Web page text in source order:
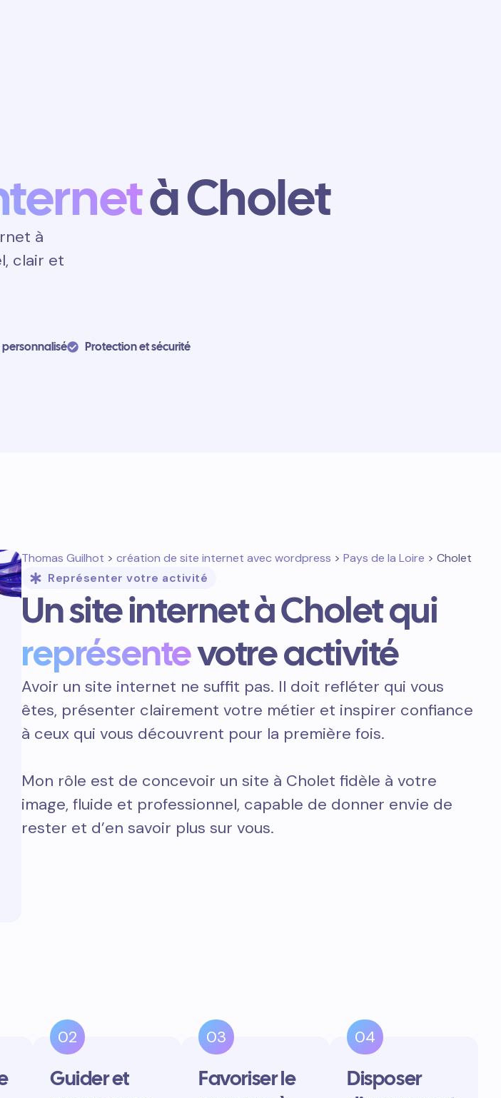
à Cholet
à
clair et
Protection et sécurité
Thomas Guilhot > création de site internet avec wordpress > Pays de la Loire > Cholet
Représenter votre activité
Un site internet à Cholet qui
représentevotre activité
Avoir un site internet ne suffit pas. Il doit refléter qui vous
êtes, présenter clairement votre métier et inspirer confiance
à ceux qui vous découvrent pour la première fois.
Mon rôle est de concevoir un site à Cholet fidèle à votre
image, fluide et professionnel, capable de donner envie de
rester et d’en savoir plus sur vous.
02
Guider et
03
Favoriser le
04
Disposer